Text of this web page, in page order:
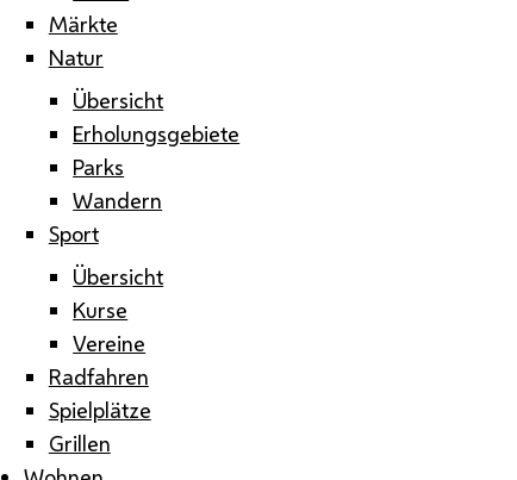
Märkte
Natur
Übersicht
Erholungsgebiete
Parks
Wandern
Sport
Übersicht
Kurse
Vereine
Radfahren
Spielplätze
Grillen